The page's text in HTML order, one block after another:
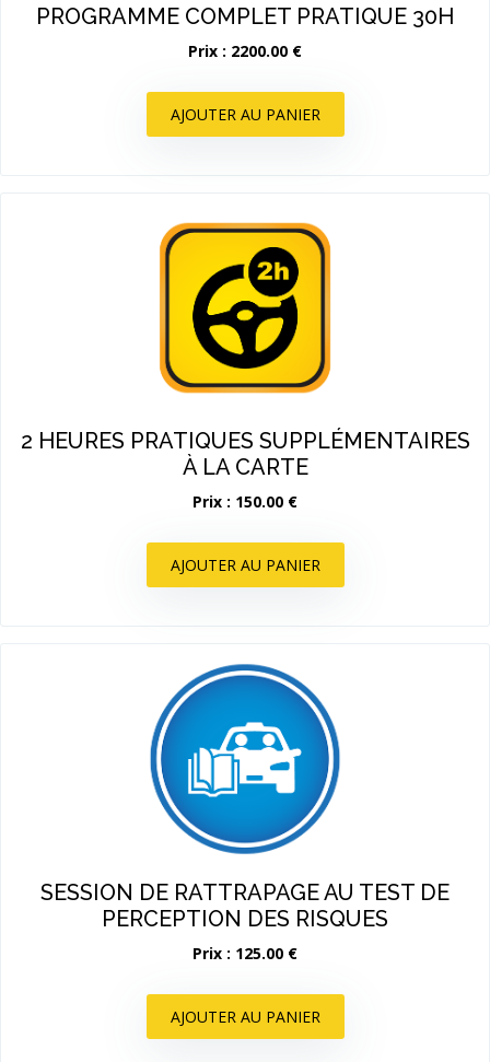
PROGRAMME COMPLET PRATIQUE 30H
Prix : 2200.00 €
AJOUTER AU PANIER
2 HEURES PRATIQUES SUPPLÉMENTAIRES
À LA CARTE
Prix : 150.00 €
AJOUTER AU PANIER
SESSION DE RATTRAPAGE AU TEST DE
PERCEPTION DES RISQUES
Prix : 125.00 €
AJOUTER AU PANIER